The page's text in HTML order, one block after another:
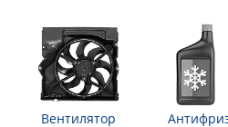
Вентилятор